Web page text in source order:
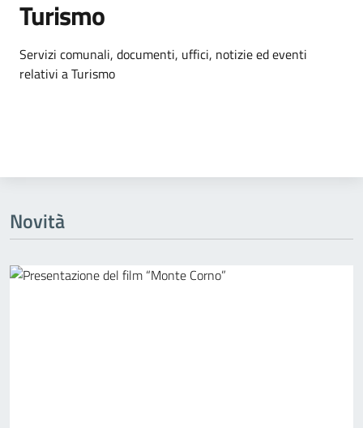
Turismo
Dettagli dell'argomento
Servizi comunali, documenti, uffici, notizie ed eventi
relativi a Turismo
Novità